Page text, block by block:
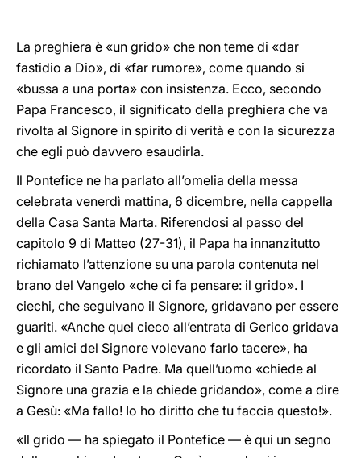
La preghiera è «un grido» che non teme di «dar
fastidio a Dio», di «far rumore», come quando si
«bussa a una porta» con insistenza. Ecco, secondo
Papa Francesco, il significato della preghiera che va
rivolta al Signore in spirito di verità e con la sicurezza
che egli può davvero esaudirla.
Il Pontefice ne ha parlato all’omelia della messa
celebrata venerdì mattina, 6 dicembre, nella cappella
della Casa Santa Marta. Riferendosi al passo del
capitolo 9 di Matteo (27-31), il Papa ha innanzitutto
richiamato l’attenzione su una parola contenuta nel
brano del Vangelo «che ci fa pensare: il grido». I
ciechi, che seguivano il Signore, gridavano per essere
guariti. «Anche quel cieco all’entrata di Gerico gridava
e gli amici del Signore volevano farlo tacere», ha
ricordato il Santo Padre. Ma quell’uomo «chiede al
Signore una grazia e la chiede gridando», come a dire
a Gesù: «Ma fallo! Io ho diritto che tu faccia questo!».
«Il grido — ha spiegato il Pontefice — è qui un segno